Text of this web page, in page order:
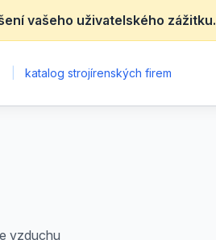
vašeho uživatelského zážitku.
katalog strojírenských firem
vzduchu